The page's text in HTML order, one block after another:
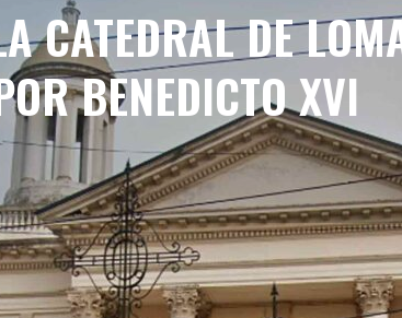
CATEDRAL DE
BENEDICTO XVI